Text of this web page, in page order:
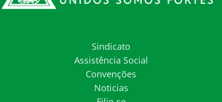
Sindicato
Assistência Social
Convenções
Noticias